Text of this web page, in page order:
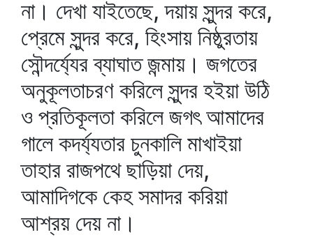
না। দেখা যাইতেছে, দয়ায় সুন্দর করে,
প্রেমে সুন্দর করে, হিংসায় নিষ্ঠুরতায়
সৌন্দর্য্যের ব্যাঘাত জন্মায়। জগতের
অনুকূলতাচরণ করিলে সুন্দর হইয়া উঠি
ও প্রতিকূলতা করিলে জগৎ আমাদের
গালে কদর্য্যতার চুনকালি মাখাইয়া
তাহার রাজপথে ছাড়িয়া দেয়,
আমাদিগকে কেহ সমাদর করিয়া
আশ্রয় দেয় না।